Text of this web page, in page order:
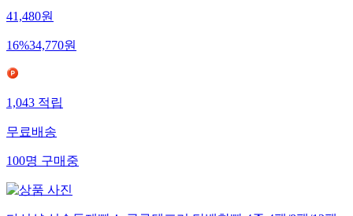
41,480원
16%34,770원
1,043적립
무료배송
100명구매중